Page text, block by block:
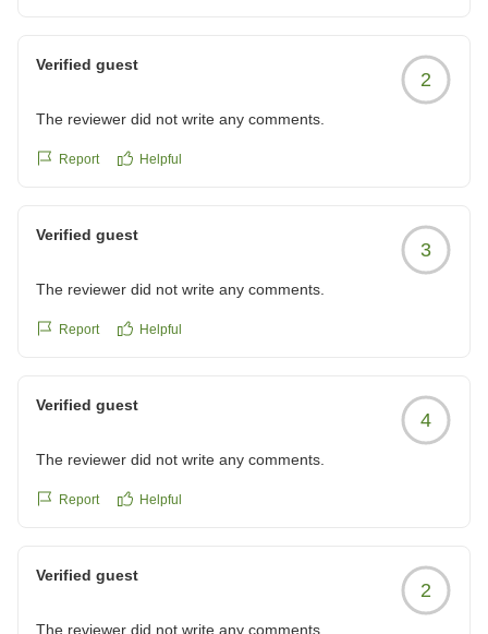
当館自慢のハーフビュッフェフレンチにつきまして、
「素材の味を楽しめる」とお気に召していただけたご様
子で大変嬉しく存じます。お部屋の清潔感も含め、ご夫
は、私どもにとりましても大きな喜びでございます。
お言葉もありがとうございます。当館では全時間帯のド
リンクバーのご用意はございませんが、17時までのウ
ェルカムドリンクサービス（各種ワインや果実酢ドリン
クなど）をお楽しみいただけたようで安心いたしまし
「系列のホテルはお気に入り」という大変光栄なお言葉
を励みに、今後も皆様に愛されるホテル作りを目指して
ぜひまたご夫婦でのお食事やリフレッシュの場として、
スタッフ一同心よりお待ち申し上げております。
Verified guest
2
The reviewer did not write any comments.
Report Helpful
Verified guest
3
The reviewer did not write any comments.
Report Helpful
Verified guest
4
The reviewer did not write any comments.
Report Helpful
Verified guest
2
The reviewer did not write any comments.